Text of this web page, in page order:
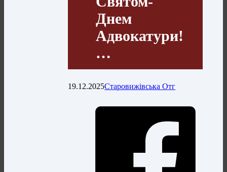
Днем
Адвокатури!
…
19.12.2025Старовижівська Отг